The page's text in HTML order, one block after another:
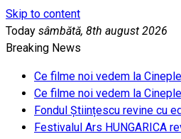
Skip to content
Today sâmbătă, 8th august 2026
Breaking News
Ce filme noi vedem la
Ce filme noi vedem la
Fondul Științescu revine cu
Festivalul Ars HUNGARICA